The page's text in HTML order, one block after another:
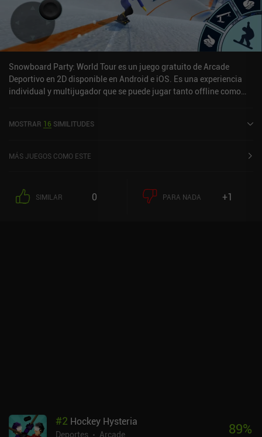
Snowboard Party: World Tour es un juego gratuito de Arcade
Deportivo en 2D disponible en Android e iOS. Es una experiencia
individual y multijugador que se puede jugar tanto offline como
Google Play y de 4,6 sobre 5,0 en la App Store de iOS.
MOSTRAR 16 SIMILITUDES
MÁS JUEGOS COMO ESTE
SIMILAR 0 PARA NADA +1
#2 Hockey Hysteria
Deportes
Arcade
89%